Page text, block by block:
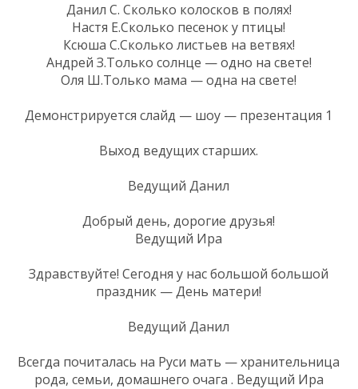
Данил С. Сколько колосков в полях!
Настя Е.Сколько песенок у птицы!
Ксюша С.Сколько листьев на ветвях!
Андрей З.Только солнце — одно на свете!
Оля Ш.Только мама — одна на свете!
Демонстрируется слайд — шоу — презентация 1
Выход ведущих старших.
Ведущий Данил
Добрый день, дорогие друзья!
Ведущий Ира
Здравствуйте! Сегодня у нас большой большой
праздник — День матери!
Ведущий Данил
Всегда почиталась на Руси мать — хранительница
рода, семьи, домашнего очага . Ведущий Ира